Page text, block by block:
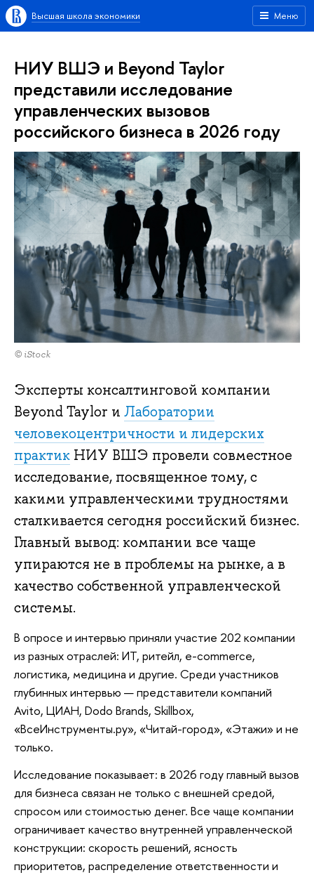
Меню
Высшая школа экономики
НИУ ВШЭ и Beyond Taylor
представили исследование
управленческих вызовов
российского бизнеса в 2026 году
© iStock
Эксперты консалтинговой компании
Beyond Taylor и Лаборатории
человекоцентричности и лидерских
практик НИУ ВШЭ провели совместное
исследование, посвященное тому, с
какими управленческими трудностями
сталкивается сегодня российский бизнес.
Главный вывод: компании все чаще
упираются не в проблемы на рынке, а в
качество собственной управленческой
системы.
В опросе и интервью приняли участие 202 компании
из разных отраслей: ИТ, ритейл, e-commerce,
логистика, медицина и другие. Среди участников
глубинных интервью — представители компаний
Avito, ЦИАН, Dodo Brands, Skillbox,
«ВсеИнструменты.ру», «Читай-город», «Этажи» и не
только.
Исследование показывает: в 2026 году главный вызов
для бизнеса связан не только с внешней средой,
спросом или стоимостью денег. Все чаще компании
ограничивает качество внутренней управленческой
конструкции: скорость решений, ясность
приоритетов, распределение ответственности и